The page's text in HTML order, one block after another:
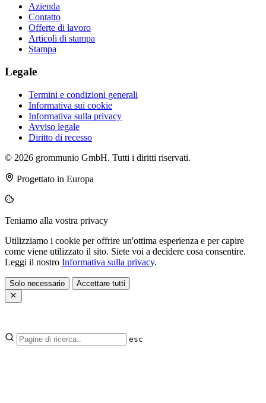
Azienda
Contatto
Offerte di lavoro
Articoli di stampa
Stampa
Legale
Termini e condizioni generali
Informativa sui cookie
Informativa sulla privacy
Avviso legale
Diritto di recesso
© 2026 grommunio GmbH. Tutti i diritti riservati.
Progettato in Europa
Teniamo alla vostra privacy
Utilizziamo i cookie per offrire un'ottima esperienza e per capire
come viene utilizzato il sito. Siete voi a decidere cosa consentire.
Leggi il nostro Informativa sulla privacy.
Solo necessario Accettare tutti
esc